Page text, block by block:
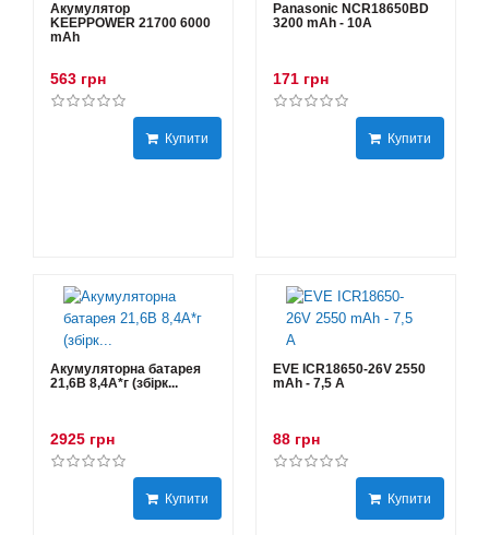
Акумулятор
KEEPPOWER 21700 6000
mAh
563 грн
Купити
Panasonic NCR18650BD
3200 mAh - 10А
171 грн
Купити
Акумуляторна батарея
21,6В 8,4A*г (збірк...
2925 грн
Купити
EVE ICR18650-26V 2550
mAh - 7,5 А
88 грн
Купити